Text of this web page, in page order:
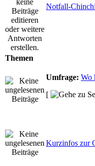
Notfall-
Themen
Umfrage: Wo
[
Kurzinfos zur